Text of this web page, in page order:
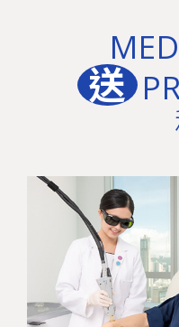
送